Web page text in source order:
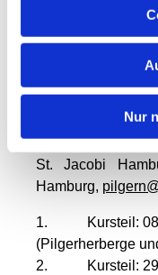
Nur
Erfahrungen
zweiten
Wer Interesse an
Abschluss
kann sich
St. Jacobi
Hamburg,
1. Kursteil: 08.-
(Pilgerherberge
2. Kursteil: 29.-